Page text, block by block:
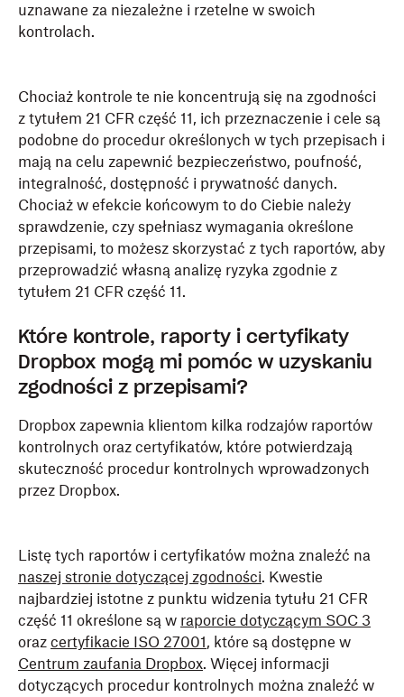
uznawane za niezależne i rzetelne w swoich
kontrolach.
Chociaż kontrole te nie koncentrują się na zgodności
z tytułem 21 CFR część 11, ich przeznaczenie i cele są
podobne do procedur określonych w tych przepisach i
mają na celu zapewnić bezpieczeństwo, poufność,
integralność, dostępność i prywatność danych.
Chociaż w efekcie końcowym to do Ciebie należy
sprawdzenie, czy spełniasz wymagania określone
przepisami, to możesz skorzystać z tych raportów, aby
przeprowadzić własną analizę ryzyka zgodnie z
tytułem 21 CFR część 11.
Które kontrole, raporty i certyfikaty
Dropbox mogą mi pomóc w uzyskaniu
zgodności z przepisami?
Dropbox zapewnia klientom kilka rodzajów raportów
kontrolnych oraz certyfikatów, które potwierdzają
skuteczność procedur kontrolnych wprowadzonych
przez Dropbox.
Listę tych raportów i certyfikatów można znaleźć na
naszej stronie dotyczącej zgodności. Kwestie
najbardziej istotne z punktu widzenia tytułu 21 CFR
część 11 określone są w raporcie dotyczącym SOC 3
oraz certyfikacie ISO 27001, które są dostępne w
Centrum zaufania Dropbox. Więcej informacji
dotyczących procedur kontrolnych można znaleźć w